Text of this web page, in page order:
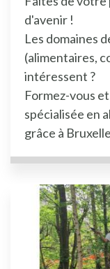
d'avenir !
Les domaines
(alimentaires,
intéressent ?
Formez-vous
spécialisée en
grâce à